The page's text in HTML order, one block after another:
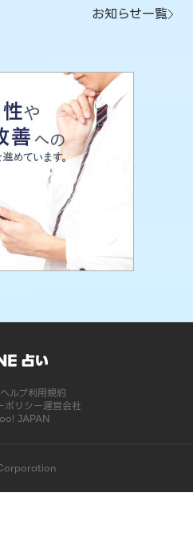
お知らせ一覧
ヘルプ利用規約
ポリシー運営会社
JAPAN
ました | LINE占い